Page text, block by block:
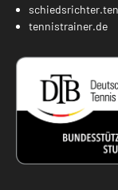
tennistrainer.de